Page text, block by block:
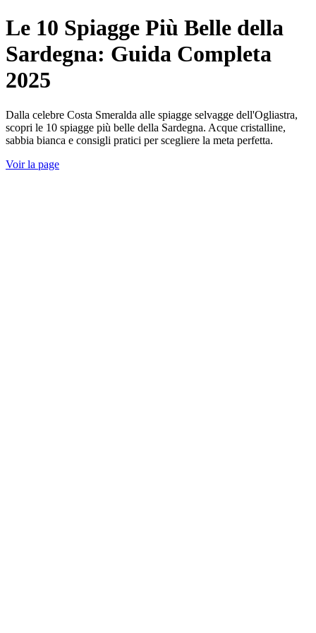
Le 10 Spiagge Più Belle della
Sardegna: Guida Completa
2025
Dalla celebre Costa Smeralda alle spiagge selvagge dell'Ogliastra,
scopri le 10 spiagge più belle della Sardegna. Acque cristalline,
sabbia bianca e consigli pratici per scegliere la meta perfetta.
Voir la page